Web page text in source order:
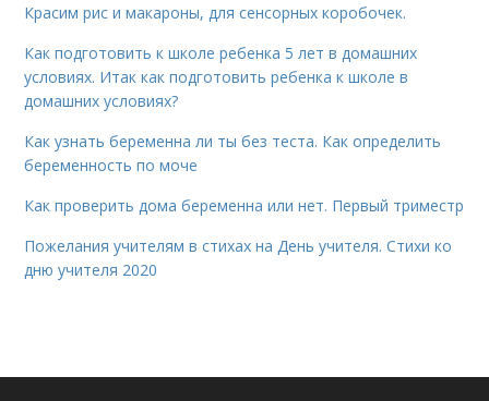
Красим рис и макароны, для сенсорных коробочек.
Как подготовить к школе ребенка 5 лет в домашних
условиях. Итак как подготовить ребенка к школе в
домашних условиях?
Как узнать беременна ли ты без теста. Как определить
беременность по моче
Как проверить дома беременна или нет. Первый триместр
Пожелания учителям в стихах на День учителя. Стихи ко
дню учителя 2020